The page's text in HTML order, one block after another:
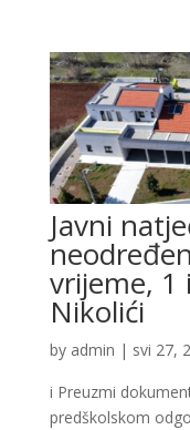
Javni
vrijeme, 1
Nikolići
by admin | svi 27,
i Preuzmi
predškolskom